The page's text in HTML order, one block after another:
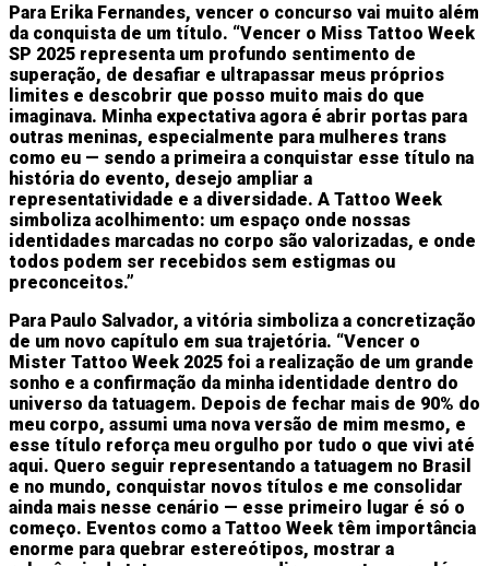
Para Erika Fernandes, vencer o concurso vai muito além
da conquista de um título. “Vencer o Miss Tattoo Week
SP 2025 representa um profundo sentimento de
superação, de desafiar e ultrapassar meus próprios
limites e descobrir que posso muito mais do que
imaginava. Minha expectativa agora é abrir portas para
outras meninas, especialmente para mulheres trans
como eu — sendo a primeira a conquistar esse título na
história do evento, desejo ampliar a
representatividade e a diversidade. A Tattoo Week
simboliza acolhimento: um espaço onde nossas
identidades marcadas no corpo são valorizadas, e onde
todos podem ser recebidos sem estigmas ou
preconceitos.”
Para Paulo Salvador, a vitória simboliza a concretização
de um novo capítulo em sua trajetória. “Vencer o
Mister Tattoo Week 2025 foi a realização de um grande
sonho e a confirmação da minha identidade dentro do
universo da tatuagem. Depois de fechar mais de 90% do
meu corpo, assumi uma nova versão de mim mesmo, e
esse título reforça meu orgulho por tudo o que vivi até
aqui. Quero seguir representando a tatuagem no Brasil
e no mundo, conquistar novos títulos e me consolidar
ainda mais nesse cenário — esse primeiro lugar é só o
começo. Eventos como a Tattoo Week têm importância
enorme para quebrar estereótipos, mostrar a